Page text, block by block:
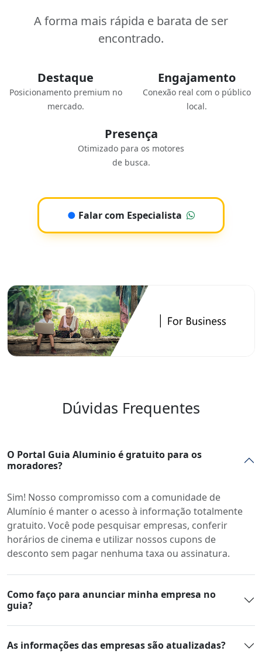
A forma mais rápida e barata de ser
encontrado.
Destaque
Posicionamento premium no
mercado.
Engajamento
Conexão real com o público
local.
Presença
Otimizado para os motores
de busca.
● Falar com Especialista
Dúvidas Frequentes
O Portal Guia Aluminio é gratuito para os
moradores?
Sim! Nosso compromisso com a comunidade de
Alumínio é manter o acesso à informação totalmente
gratuito. Você pode pesquisar empresas, conferir
horários de cinema e utilizar nossos cupons de
desconto sem pagar nenhuma taxa ou assinatura.
Como faço para anunciar minha empresa no
guia?
As informações das empresas são atualizadas?